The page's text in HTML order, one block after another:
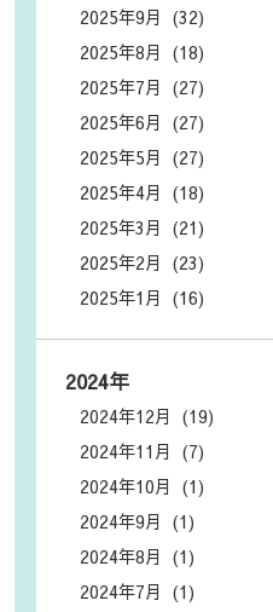
2025年9月 (32)
2025年8月 (18)
2025年7月 (27)
2025年6月 (27)
2025年5月 (27)
2025年4月 (18)
2025年3月 (21)
2025年2月 (23)
2025年1月 (16)
2024年
2024年12月 (19)
2024年11月 (7)
2024年10月 (1)
2024年9月 (1)
2024年8月 (1)
2024年7月 (1)